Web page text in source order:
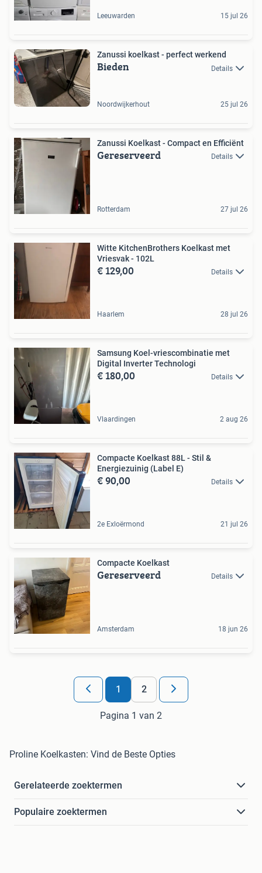
Leeuwarden 15 jul 26
Zanussi koelkast - perfect werkend
Bieden Details
Noordwijkerhout 25 jul 26
Zanussi Koelkast - Compact en Efficiënt
Gereserveerd Details
Rotterdam 27 jul 26
Witte KitchenBrothers Koelkast met
Vriesvak - 102L
€ 129,00 Details
Haarlem 28 jul 26
Samsung Koel-vriescombinatie met
Digital Inverter Technologi
€ 180,00 Details
Vlaardingen 2 aug 26
Compacte Koelkast 88L - Stil &
Energiezuinig (Label E)
€ 90,00 Details
2e Exloërmond 21 jul 26
Compacte Koelkast
Gereserveerd Details
Amsterdam 18 jun 26
1 2
Pagina 1 van 2
Proline Koelkasten: Vind de Beste Opties
Gerelateerde zoektermen
Populaire zoektermen